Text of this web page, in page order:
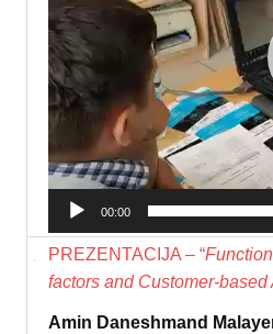
00:00
PREZENTACIJA – “
factors and Customer-
Amin Daneshmand